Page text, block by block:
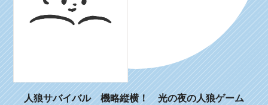
人狼サバイバル 機略縦横！ 光の夜の人狼ゲーム